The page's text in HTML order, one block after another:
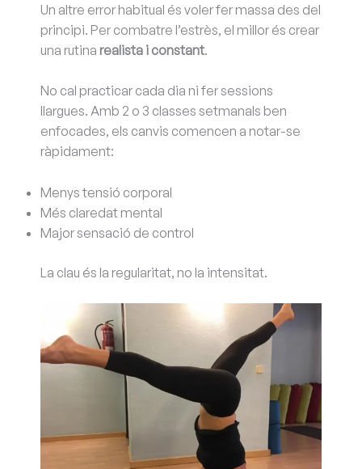
Un altre error habitual és voler fer massa des del
principi. Per combatre l’estrès, el millor és crear
una rutina realista i constant.
No cal practicar cada dia ni fer sessions
llargues. Amb 2 o 3 classes setmanals ben
enfocades, els canvis comencen a notar-se
ràpidament:
Menys tensió corporal
Més claredat mental
Major sensació de control
La clau és la regularitat, no la intensitat.